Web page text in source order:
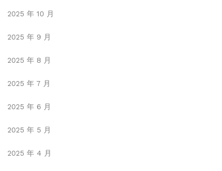
2025 年 10 月
2025 年 9 月
2025 年 8 月
2025 年 7 月
2025 年 6 月
2025 年 5 月
2025 年 4 月